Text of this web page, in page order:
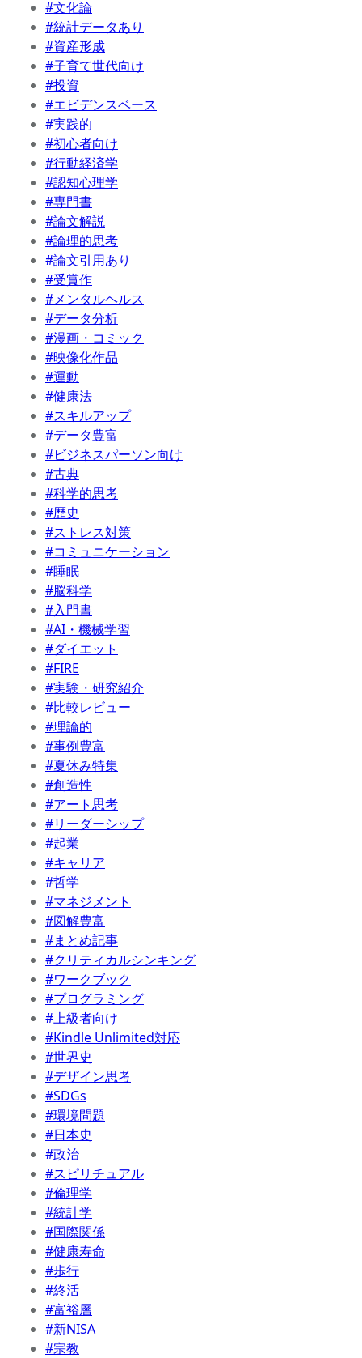
#文化論
#統計データあり
#資産形成
#子育て世代向け
#投資
#エビデンスベース
#実践的
#初心者向け
#行動経済学
#認知心理学
#専門書
#論文解説
#論理的思考
#論文引用あり
#受賞作
#メンタルヘルス
#データ分析
#漫画・コミック
#映像化作品
#運動
#健康法
#スキルアップ
#データ豊富
#ビジネスパーソン向け
#古典
#科学的思考
#歴史
#ストレス対策
#コミュニケーション
#睡眠
#脳科学
#入門書
#AI・機械学習
#ダイエット
#FIRE
#実験・研究紹介
#比較レビュー
#理論的
#事例豊富
#夏休み特集
#創造性
#アート思考
#リーダーシップ
#起業
#キャリア
#哲学
#マネジメント
#図解豊富
#まとめ記事
#クリティカルシンキング
#ワークブック
#プログラミング
#上級者向け
#Kindle Unlimited対応
#世界史
#デザイン思考
#SDGs
#環境問題
#日本史
#政治
#スピリチュアル
#倫理学
#統計学
#国際関係
#健康寿命
#歩行
#終活
#富裕層
#新NISA
#宗教